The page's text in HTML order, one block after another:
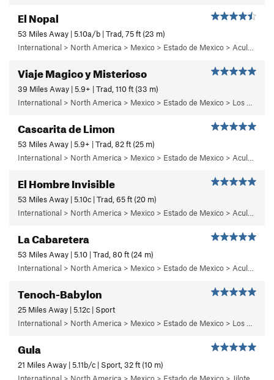
El Nopal
53 Miles Away | 5.10a/b | Trad, 75 ft (23 m)
Viaje Magico y Misterioso
39 Miles Away | 5.9+ | Trad, 110 ft (33 m)
Cascarita de Limon
53 Miles Away | 5.9+ | Trad, 82 ft (25 m)
El Hombre Invisible
53 Miles Away | 5.10c | Trad, 65 ft (20 m)
La Cabaretera
53 Miles Away | 5.10 | Trad, 80 ft (24 m)
Tenoch-Babylon
25 Miles Away | 5.12c | Sport
Gula
21 Miles Away | 5.11b/c | Sport, 32 ft (10 m)